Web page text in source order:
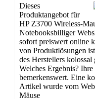
Dieses
Produktangebot für
HP Z3700 Wireless-
Notebooksbilliger
sofort preiswert online
von Produktlösungen
des Herstellers kolossal
Welches Ergebnis?
bemerkenswert. Eine
Artikel wurde vom
Mäuse